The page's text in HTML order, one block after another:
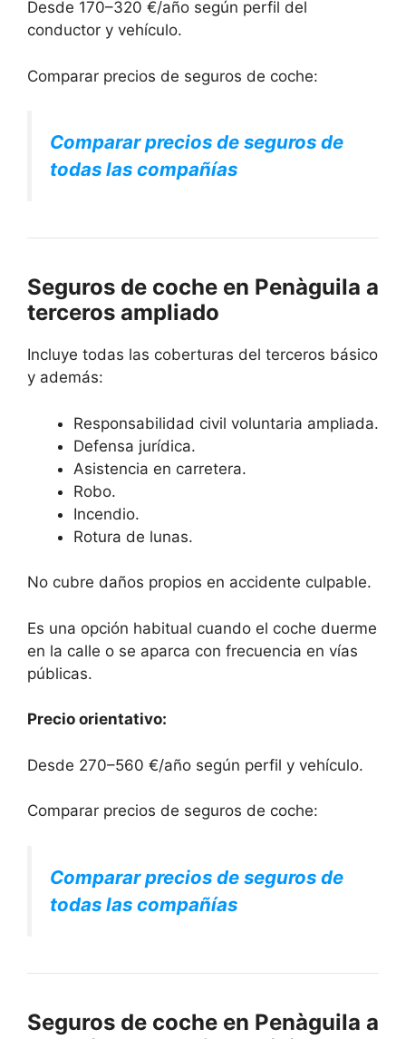
Desde 170–320 €/año según perfil del
conductor y vehículo.
Comparar precios de seguros de coche:
Comparar precios de seguros de
todas las compañías
Seguros de coche en Penàguila a
terceros ampliado
Incluye todas las coberturas del terceros básico
y además:
Responsabilidad civil voluntaria ampliada.
Defensa jurídica.
Asistencia en carretera.
Robo.
Incendio.
Rotura de lunas.
No cubre daños propios en accidente culpable.
Es una opción habitual cuando el coche duerme
en la calle o se aparca con frecuencia en vías
públicas.
Precio orientativo:
Desde 270–560 €/año según perfil y vehículo.
Comparar precios de seguros de coche:
Comparar precios de seguros de
todas las compañías
Seguros de coche en Penàguila a